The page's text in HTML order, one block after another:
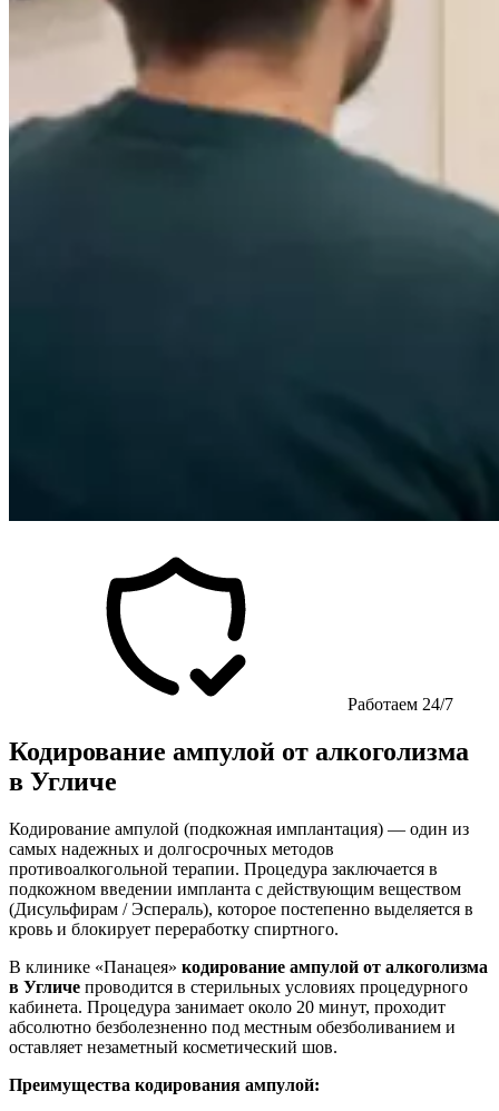
Работаем 24/7
Кодирование ампулой от алкоголизма
в Угличе
Кодирование ампулой (подкожная имплантация) — один из
самых надежных и долгосрочных методов
противоалкогольной терапии. Процедура заключается в
подкожном введении импланта с действующим веществом
(Дисульфирам / Эспераль), которое постепенно выделяется в
кровь и блокирует переработку спиртного.
В клинике «Панацея» кодирование ампулой от алкоголизма
в Угличе проводится в стерильных условиях процедурного
кабинета. Процедура занимает около 20 минут, проходит
абсолютно безболезненно под местным обезболиванием и
оставляет незаметный косметический шов.
Преимущества кодирования ампулой: